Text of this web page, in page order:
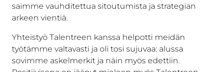
saimme vauhditettua sitoutumista ja strategian
arkeen vientiä.
Yhteistyö Talentreen kanssa helpotti meidän
työtämme valtavasti ja oli tosi sujuvaa: alussa
sovimme askelmerkit ja näin myös edettiin.